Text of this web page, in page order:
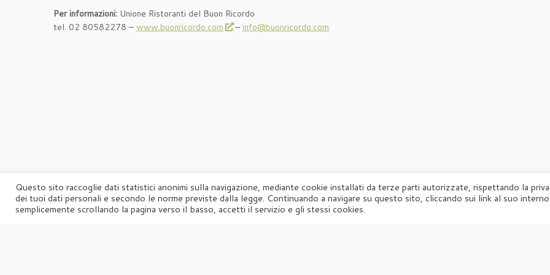
Per informazioni: Unione Ristoranti del Buon Ricordo
tel. 02 80582278 – www.buonricordo.com – info@buonricordo.com
© 2026 Agorà Powered by Designed con il
Questo sito raccoglie dati statistici anonimi sulla navigazione, mediante cookie installati da terze parti autorizzate, rispettando la
dei tuoi dati personali e secondo le norme previste dalla legge. Continuando a navigare su questo sito, cliccando sui link al suo
semplicemente scrollando la pagina verso il basso, accetti il servizio e gli stessi cookies.